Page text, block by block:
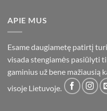
APIE MUS
Esame daugiametę patirtį
visada stengiamės pasiūlyti
gaminius už bene mažiausią
visoje Lietuvoje.